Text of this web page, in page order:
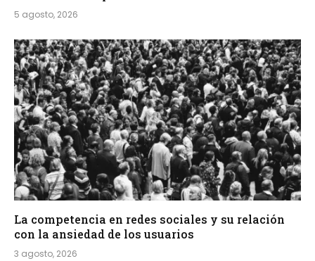
5 agosto, 2026
La competencia en redes sociales y su relación
con la ansiedad de los usuarios
3 agosto, 2026